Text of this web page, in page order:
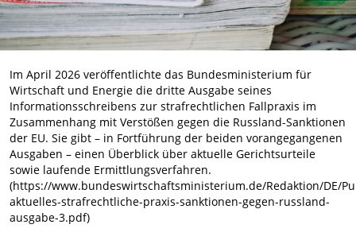
Im April 2026 veröffentlichte das Bundesministerium für
Wirtschaft und Energie die dritte Ausgabe seines
Informationsschreibens zur strafrechtlichen Fallpraxis im
Zusammenhang mit Verstößen gegen die Russland-Sanktionen
der EU. Sie gibt – in Fortführung der beiden vorangegangenen
Ausgaben – einen Überblick über aktuelle Gerichtsurteile
sowie laufende Ermittlungsverfahren.
(https://www.bundeswirtschaftsministerium.de/Redaktion/DE/
aktuelles-strafrechtliche-praxis-sanktionen-gegen-russland-
ausgabe-3.pdf)